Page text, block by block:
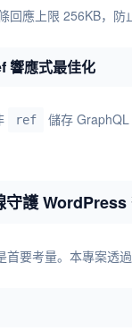
回應上限 256KB，防
響應式最佳化
ref
儲存
守護 WordPress
要考量。本專案透